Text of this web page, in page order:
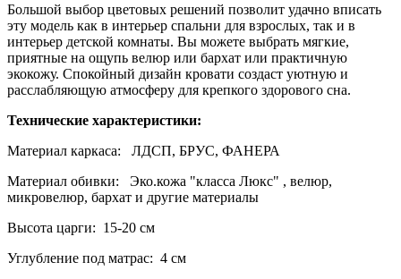
Большой выбор цветовых решений позволит удачно вписать
эту модель как в интерьер спальни для взрослых, так и в
интерьер детской комнаты. Вы можете выбрать мягкие,
приятные на ощупь велюр или бархат или практичную
экокожу. Спокойный дизайн кровати создаст уютную и
расслабляющую атмосферу для крепкого здорового сна.
Технические характеристики:
Материал каркаса: ЛДСП, БРУС, ФАНЕРА
Материал обивки: Эко.кожа "класса Люкс" , велюр,
микровелюр, бархат и другие материалы
Высота царги: 15-20 см
Углубление под матрас: 4 см